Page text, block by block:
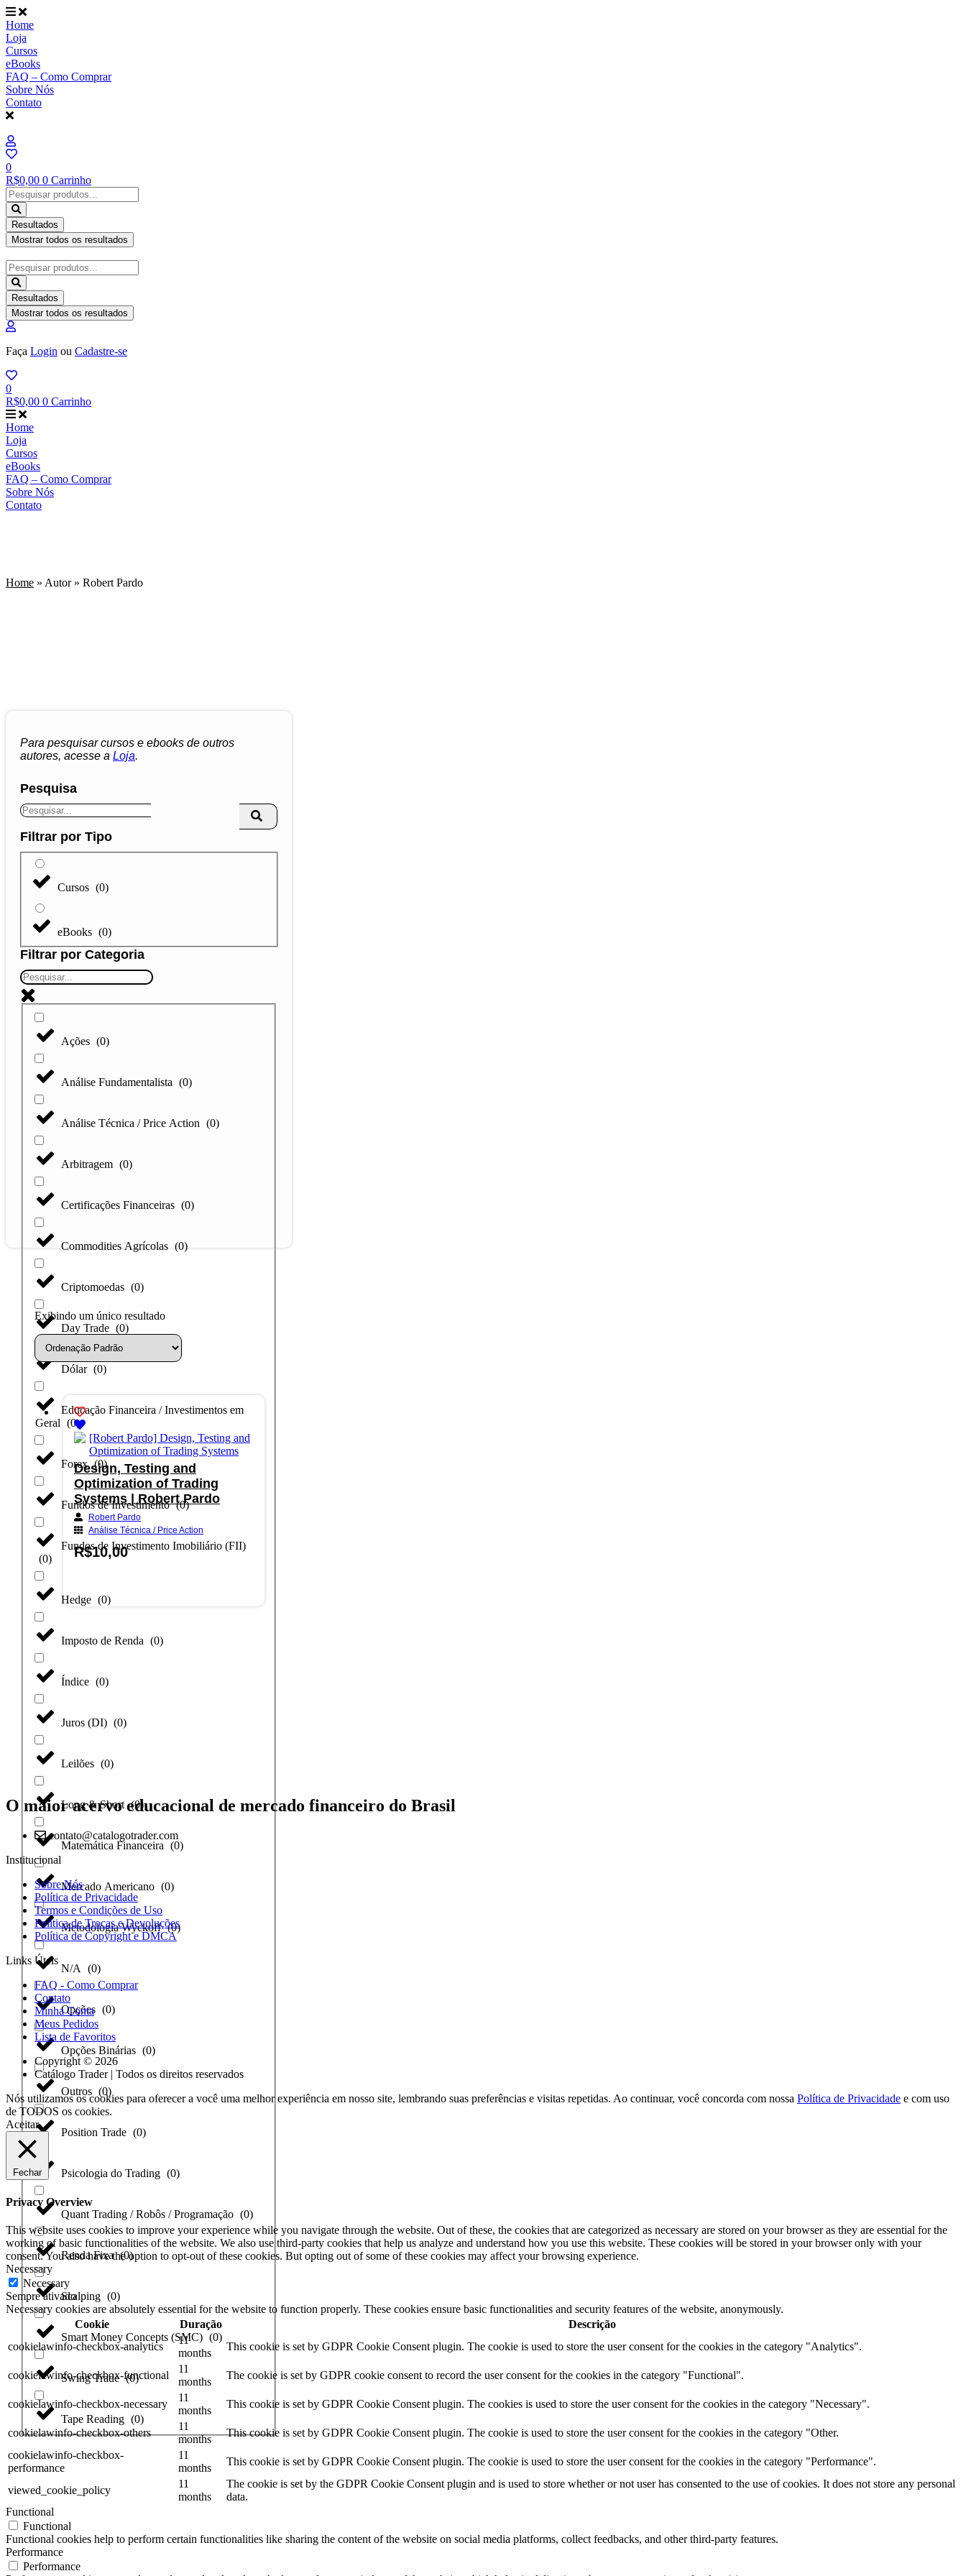
Ir
para
o
conteúdo
Home
Loja
Cursos
eBooks
FAQ – Como Comprar
Sobre Nós
Contato
0
R$0,00 0 Carrinho
Pesquisar
...
Resultados
Mostrar todos os resultados
Pesquisar
...
Resultados
Mostrar todos os resultados
Faça Login ou Cadastre-se
0
R$0,00 0 Carrinho
Home
Loja
Cursos
eBooks
FAQ – Como Comprar
Sobre Nós
Contato
Home » Autor» Robert Pardo
Para pesquisar cursos e ebooks de outros
autores, acesse a Loja.
Pesquisa
Filtrar por Tipo
Cursos (0)
eBooks (0)
Filtrar por Categoria
Ações (0)
Análise Fundamentalista (0)
Análise Técnica / Price Action (0)
Arbitragem (0)
Certificações Financeiras (0)
Commodities Agrícolas (0)
Criptomoedas (0)
Day Trade (0)
Dólar (0)
Educação Financeira / Investimentos em
Geral (0)
Forex (0)
Fundos de Investimento (0)
Fundos de Investimento Imobiliário (FII)
(0)
Hedge (0)
Imposto de Renda (0)
Índice (0)
Juros (DI) (0)
Leilões (0)
Long & Short (0)
Matemática Financeira (0)
Mercado Americano (0)
Metodologia Wyckoff (0)
N/A (0)
Opções (0)
Opções Binárias (0)
Outros (0)
Position Trade (0)
Psicologia do Trading (0)
Quant Trading / Robôs / Programação (0)
Renda Fixa (0)
Scalping (0)
Smart Money Concepts (SMC) (0)
Swing Trade (0)
Tape Reading (0)
Exibindo um único resultado
Design, Testing and
Optimization of Trading
Systems | Robert Pardo
Robert Pardo
Análise Técnica / Price Action
R$10,00
O maior acervo educacional de mercado financeiro do Brasil
contato@catalogotrader.com
Institucional
Sobre Nós
Política de Privacidade
Termos e Condições de Uso
Política de Trocas e Devoluções
Política de Copyright e DMCA
Links Úteis
FAQ - Como Comprar
Contato
Minha Conta
Meus Pedidos
Lista de Favoritos
Copyright © 2026
Catálogo Trader | Todos os direitos reservados
Nós utilizamos os cookies para oferecer a você uma melhor experiência em nosso site, lembrando suas preferências e visitas repetidas. Ao continuar, você concorda com nossa Política de Privacidade e com uso
de TODOS os cookies.
Aceitar
Fechar
Privacy Overview
This website uses cookies to improve your experience while you navigate through the website. Out of these, the cookies that are categorized as necessary are stored on your browser as they are essential for the
working of basic functionalities of the website. We also use third-party cookies that help us analyze and understand how you use this website. These cookies will be stored in your browser only with your
consent. You also have the option to opt-out of these cookies. But opting out of some of these cookies may affect your browsing experience.
Necessary
Necessary
Sempre ativado
Necessary cookies are absolutely essential for the website to function properly. These cookies ensure basic functionalities and security features of the website, anonymously.
Cookie
Duração
Descrição
cookielawinfo-checkbox-analytics
11
months
This cookie is set by GDPR Cookie Consent plugin. The cookie is used to store the user consent for the cookies in the category "Analytics".
cookielawinfo-checkbox-functional
11
months
The cookie is set by GDPR cookie consent to record the user consent for the cookies in the category "Functional".
cookielawinfo-checkbox-necessary
11
months
This cookie is set by GDPR Cookie Consent plugin. The cookies is used to store the user consent for the cookies in the category "Necessary".
cookielawinfo-checkbox-others
11
months
This cookie is set by GDPR Cookie Consent plugin. The cookie is used to store the user consent for the cookies in the category "Other.
cookielawinfo-checkbox-
performance
11
months
This cookie is set by GDPR Cookie Consent plugin. The cookie is used to store the user consent for the cookies in the category "Performance".
viewed_cookie_policy
11
months
The cookie is set by the GDPR Cookie Consent plugin and is used to store whether or not user has consented to the use of cookies. It does not store any personal
data.
Functional
Functional
Functional cookies help to perform certain functionalities like sharing the content of the website on social media platforms, collect feedbacks, and other third-party features.
Performance
Performance